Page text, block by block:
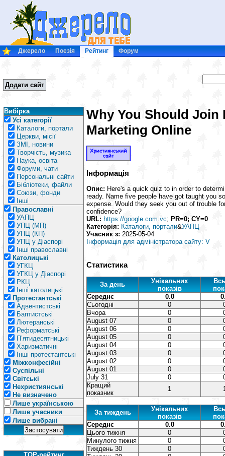
Джерело Поезія Рейтинг Форум
Додати сайт
Вибірка
Усі категорії
Каталоги, портали
Церкви, місії
ЗМІ, новини
Творчість, музика
Наука, освіта
Форуми, чати
Персональні сайти
Бібліотеки, файли
Союзи, фонди
Інші
Православні
УАПЦ
УПЦ (МП)
УПЦ (КП)
УПЦ у Діаспорі
Інші православні
Католицькі
УГКЦ
УГКЦ у Діаспорі
РКЦ
Інші католицькі
Протестантські
Адвентистські
Баптистські
Лютеранські
Реформатські
П’ятидесятницькі
Харизматичні
Інші протестантські
Міжконфесійні
Суспільні
Світські
Нехристиянські
Не визначено
Лише українською
Лише учасники
Лише вибрані
Why You Should Join
Marketing Online
Інформація
Опис: Here's a quick quiz to in order to
ready. Name five people have got taught you
expense. Would they seek you out of trouble
confidence?
URL: https://google.com.vc; PR=0; CY=0
Категорія: Каталоги, портали&УАПЦ
Учасник з: 2025-05-04
Інформація для адміністратора сайту: V
Статистика
За день
Унікальних
показів
Середнє
0.0
Сьогодні
0
Вчора
0
August 07
0
August 06
0
August 05
0
August 04
0
August 03
0
August 02
0
August 01
0
July 31
0
Кращий
показник
1
За тиждень
Унікальних
показів
Середнє
0.0
Цього тижня
0
Минулого тижня
0
Тиждень 30
0